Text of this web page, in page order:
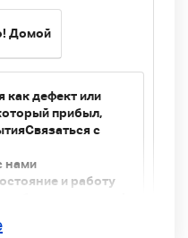
Домой
как дефект или
прибыл,
Связаться с
нами
и работу
ниже